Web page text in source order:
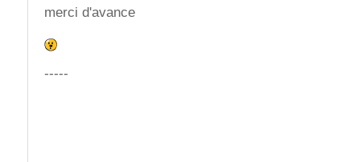
merci d'avance
-----